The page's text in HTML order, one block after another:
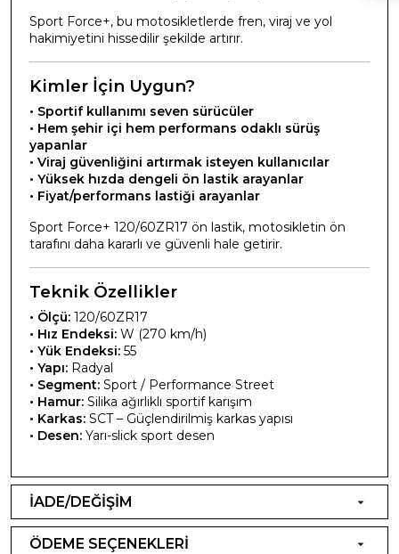
Sport Force+, bu motosikletlerde fren, viraj ve yol
hakimiyetini hissedilir şekilde artırır.
Kimler İçin Uygun?
• Sportif kullanımı seven sürücüler
• Hem şehir içi hem performans odaklı sürüş
yapanlar
• Viraj güvenliğini artırmak isteyen kullanıcılar
• Yüksek hızda dengeli ön lastik arayanlar
• Fiyat/performans lastiği arayanlar
Sport Force+ 120/60ZR17 ön lastik, motosikletin ön
tarafını daha kararlı ve güvenli hale getirir.
Teknik Özellikler
• Ölçü: 120/60ZR17
• Hız Endeksi: W (270 km/h)
• Yük Endeksi: 55
• Yapı: Radyal
• Segment: Sport / Performance Street
• Hamur: Silika ağırlıklı sportif karışım
• Karkas: SCT – Güçlendirilmiş karkas yapısı
• Desen: Yarı-slick sport desen
İADE/DEĞİŞİM
ÖDEME SEÇENEKLERİ